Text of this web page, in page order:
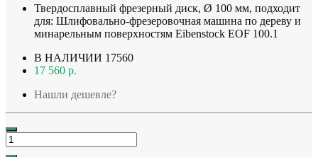
Твердосплавный фрезерный диск, Ø 100 мм, подходит
для: Шлифовально-фрезеровочная машина по дереву и
минарельным поверхностям Eibenstock EOF 100.1
В НАЛИЧИИ 17560
17 560 р.
Нашли дешевле?